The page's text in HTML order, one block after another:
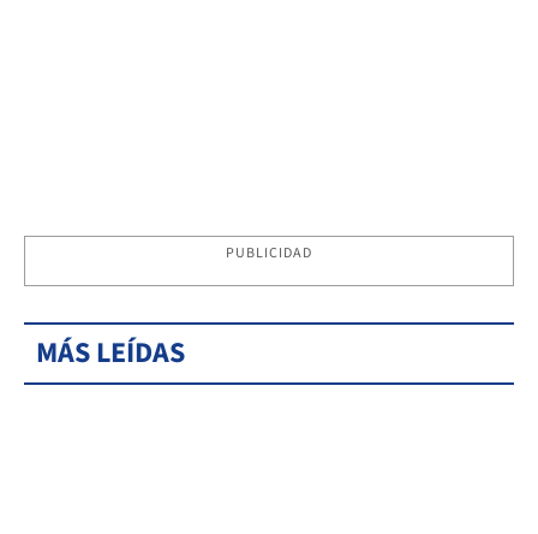
PUBLICIDAD
MÁS LEÍDAS